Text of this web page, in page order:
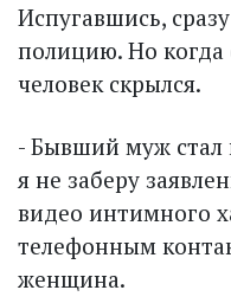
Испугавшись,
полицию. Но
человек скрылся.
- Бывший муж стал
я не заберу
видео интимного
телефонным
женщина.